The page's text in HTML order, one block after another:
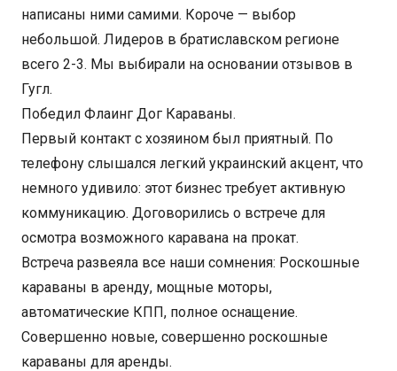
написаны ними самими. Короче — выбор
небольшой. Лидеров в братиславском регионе
всего 2-3. Мы выбирали на основании отзывов в
Гугл.
Победил Флаинг Дог Караваны.
Первый контакт с хозяином был приятный. По
телефону слышался легкий украинский акцент, что
немного удивило: этот бизнес требует активную
коммуникацию. Договорились о встрече для
осмотра возможного каравана на прокат.
Встреча развеяла все наши сомнения: Роскошные
караваны в аренду, мощные моторы,
автоматические КПП, полное оснащение.
Совершенно новые, совершенно роскошные
караваны для аренды.